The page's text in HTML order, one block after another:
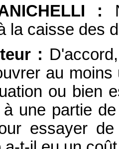
:
la caisse des
:
au
ou bien
une partie
essayer